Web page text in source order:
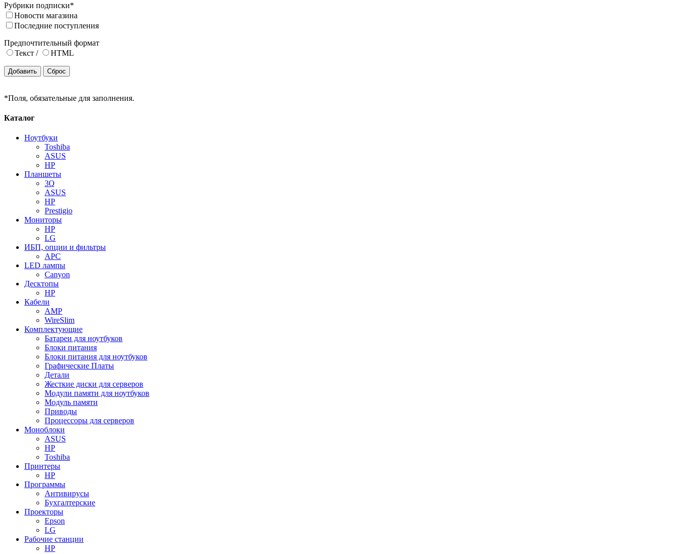
Рубрики подписки*
Новости магазина
Последние поступления
Предпочтительный формат
Текст / HTML
*Поля, обязательные для заполнения.
Каталог
Ноутбуки
Toshiba
ASUS
HP
Планшеты
3Q
ASUS
HP
Prestigio
Мониторы
HP
LG
ИБП, опции и фильтры
APC
LED лампы
Canyon
Десктопы
HP
Кабели
AMP
WireSlim
Комплектующие
Батареи для ноутбуков
Блоки питания
Блоки питания для ноутбуков
Графические Платы
Детали
Жесткие диски для серверов
Модули памяти для ноутбуков
Модуль памяти
Приводы
Процессоры для серверов
Моноблоки
ASUS
HP
Toshiba
Принтеры
HP
Программы
Антивирусы
Бухгалтерские
Проекторы
Epson
LG
Рабочие станции
HP